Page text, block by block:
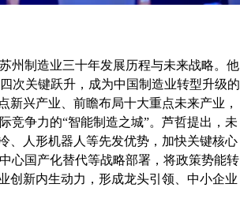
州制造业三十年发展历程与未来战略。他
次关键跃升，成为中国制造业转型升级的
新兴产业、前瞻布局十大重点未来产业，
竞争力的“智能制造之城”。芦哲提出，未
、人形机器人等先发优势，加快关键核心
心国产化替代等战略部署，将政策势能转
创新内生动力，形成龙头引领、中小企业